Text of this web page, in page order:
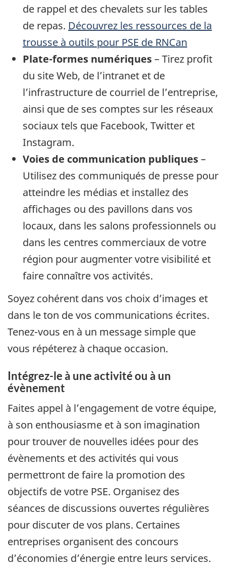
de rappel et des chevalets sur les tables
de repas. Découvrez les ressources de la
trousse à outils pour PSE de RNCan
Plate-formes numériques– Tirez profit
du site Web, de l’intranet et de
l’infrastructure de courriel de l’entreprise,
ainsi que de ses comptes sur les réseaux
sociaux tels que Facebook, Twitter et
Instagram.
Voies de communication publiques–
Utilisez des communiqués de presse pour
atteindre les médias et installez des
affichages ou des pavillons dans vos
locaux, dans les salons professionnels ou
dans les centres commerciaux de votre
région pour augmenter votre visibilité et
faire connaître vos activités.
Soyez cohérent dans vos choix d’images et
dans le ton de vos communications écrites.
Tenez-vous en à un message simple que
vous répéterez à chaque occasion.
Intégrez-le à une activité ou à un
évènement
Faites appel à l’engagement de votre équipe,
à son enthousiasme et à son imagination
pour trouver de nouvelles idées pour des
évènements et des activités qui vous
permettront de faire la promotion des
objectifs de votre PSE. Organisez des
séances de discussions ouvertes régulières
pour discuter de vos plans. Certaines
entreprises organisent des concours
d’économies d’énergie entre leurs services.